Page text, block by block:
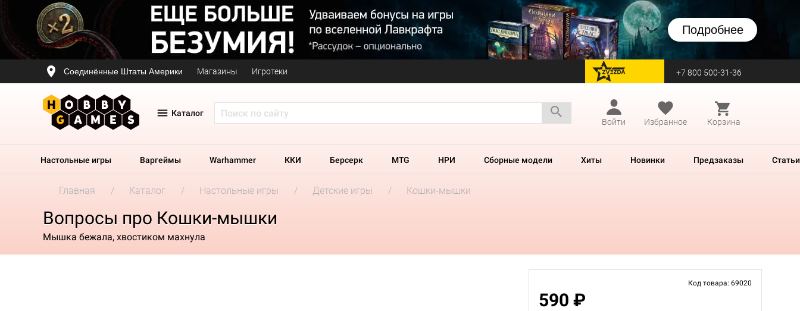
Подробнее
Соединённые Штаты Америки Магазины Игротеки перейти на Zvezda +7 800 500-31-36
Каталог
Войти
Избранное Корзина
Настольные игры Варгеймы Warhammer ККИ Берсерк MTG НРИ Сборные модели Хиты Новинки Предзаказы Статьи
Главная Каталог Настольные игры Детские игры Кошки-мышки
Вопросы про Кошки-мышки
Мышка бежала, хвостиком махнула
Код товара: 69020
590 ₽